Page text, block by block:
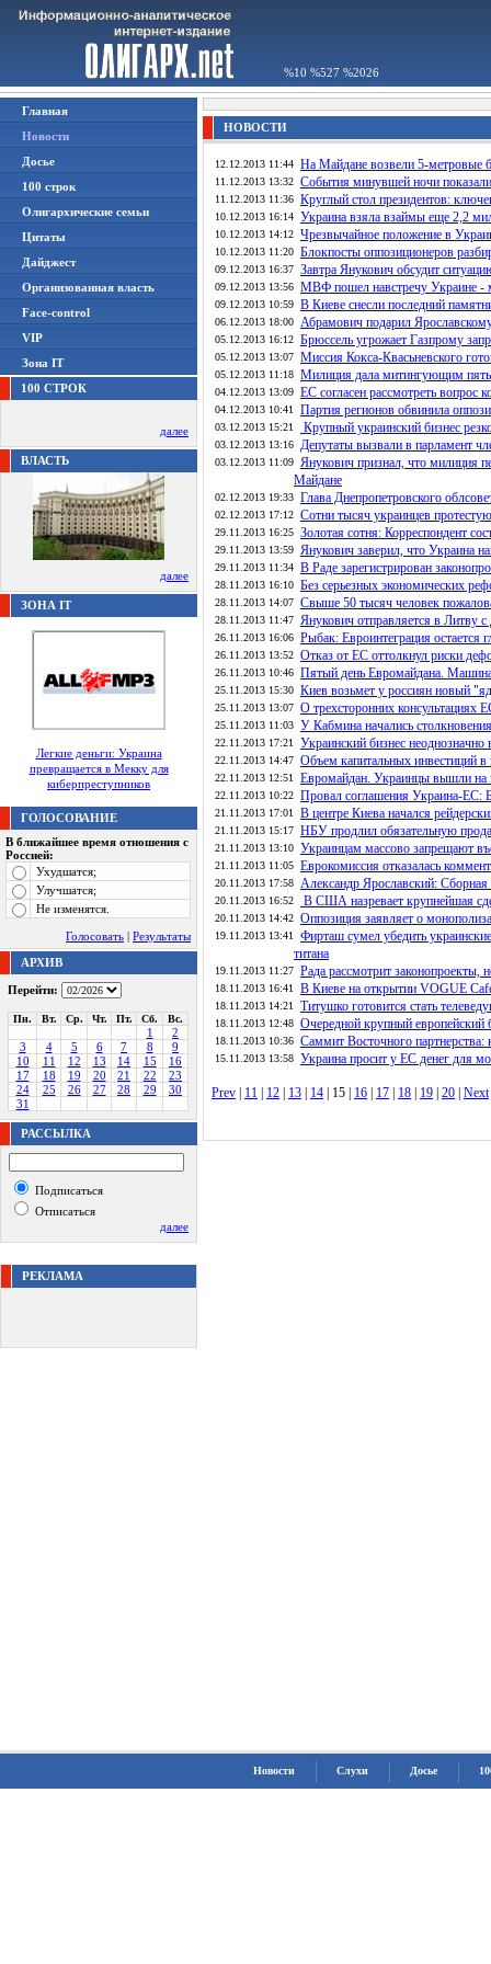
%10 %527 %2026
Главная
Новости
Досье
100 строк
Олигархические семьи
Цитаты
Дайджест
Организованная власть
Face-control
VIP
Зона IT
100 СТРОК
далее
ВЛАСТЬ
далее
ЗОНА IT
Легкие деньги: Украина
превращается в Мекку для
киберпреступников
ГОЛОСОВАНИЕ
В ближайшее время отношения с
Россией:
Ухудшатся;
Улучшатся;
Не изменятся.
Голосовать | Результаты
АРХИВ
Перейти:
Пн. Вт. Ср. Чт. Пт. Сб. Вс.
1
2
3
4 5 6 7 8
9
10
11 12 13 14 15
16
17
18 19 20 21 22
23
24
25 26 27 28 29
30
31
РАССЫЛКА
Подписаться
Отписаться
далее
РЕКЛАМА
НОВОСТИ
12.12.2013 11:44 На Майдане возвели 5-метровые
11.12.2013 13:32 События минувшей ночи
11.12.2013 11:36 Круглый стол президентов:
10.12.2013 16:14 Украина взяла взаймы еще 2,2
10.12.2013 14:12 Чрезвычайное положение в
10.12.2013 11:20 Блокпосты оппозиционеров
09.12.2013 16:37 Завтра Янукович обсудит
09.12.2013 13:56 МВФ пошел навстречу Украине -
09.12.2013 10:59 В Киеве снесли последний
06.12.2013 18:00 Абрамович подарил
05.12.2013 16:12 Брюссель угрожает Газпрому
05.12.2013 13:07 Миссия Кокса-Квасьневского
05.12.2013 11:18 Милиция дала митингующим пять
04.12.2013 13:09 ЕС согласен рассмотреть вопрос
04.12.2013 10:41 Партия регионов обвинила
03.12.2013 15:21 Крупный украинский бизнес
03.12.2013 13:16 Депутаты вызвали в парламент
03.12.2013 11:09 Янукович признал, что милиция
Майдане
02.12.2013 19:33 Глава Днепропетровского
02.12.2013 17:12 Сотни тысяч украинцев
29.11.2013 16:25 Золотая сотня: Корреспондент
29.11.2013 13:59 Янукович заверил, что Украина
29.11.2013 11:34 В Раде зарегистрирован
28.11.2013 16:10 Без серьезных экономических
28.11.2013 14:07 Свыше 50 тысяч человек
28.11.2013 11:47 Янукович отправляется в Литву
26.11.2013 16:06 Рыбак: Евроинтеграция
26.11.2013 13:52 Отказ от ЕС оттолкнул риски
26.11.2013 10:46 Пятый день Евромайдана.
25.11.2013 15:30 Киев возьмет у россиян новый
25.11.2013 13:07 О трехсторонних консультациях
25.11.2013 11:03 У Кабмина начались
22.11.2013 17:21 Украинский бизнес неоднозначно
22.11.2013 14:47 Объем капитальных инвестиций
22.11.2013 12:51 Евромайдан. Украинцы вышли на
22.11.2013 10:22 Провал соглашения Украина-ЕС:
21.11.2013 17:01 В центре Киева начался
21.11.2013 15:17 НБУ продлил обязательную
21.11.2013 13:10 Украинцам массово запрещают
21.11.2013 11:05 Еврокомиссия отказалась
20.11.2013 17:58 Александр Ярославский:
20.11.2013 16:52 В США назревает крупнейшая
20.11.2013 14:42 Оппозиция заявляет о
19.11.2013 13:41
Фирташ сумел убедить
титана
19.11.2013 11:27 Рада рассмотрит законопроекты,
18.11.2013 16:41 В Киеве на открытии VOGUE
18.11.2013 14:21 Титушко готовится стать
18.11.2013 12:48 Очередной крупный европейский
18.11.2013 10:36 Саммит Восточного
15.11.2013 13:58 Украина просит у ЕС денег для
Prev 11 12 13 14 | 15 | 16 17 18 19 20 Next
Новости Слухи Досье